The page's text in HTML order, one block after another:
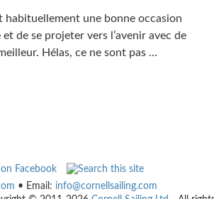
habituellement une bonne occasion
de se projeter vers l’avenir avec de
Hélas, ce ne sont pas …
• Email: info@cornellsailing.com